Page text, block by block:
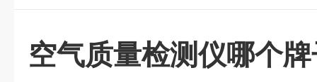
空气质量检测仪哪个